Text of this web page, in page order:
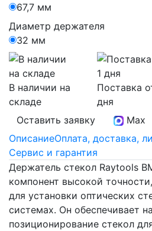
67,7 мм
Диаметр держателя
32 мм
В наличии на
складе
Поставка
дня
Оставить заявку
Max
ОписаниеОплата, доставка,
Сервис и гарантия
Держатель стекол Raytools
компонент высокой
для установки оптических
системах. Он обеспечивает
позиционирование стекол